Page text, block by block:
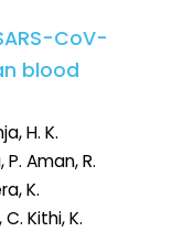
CoV-
blood
H. K.
Aman, R.
K.
Kithi, K.